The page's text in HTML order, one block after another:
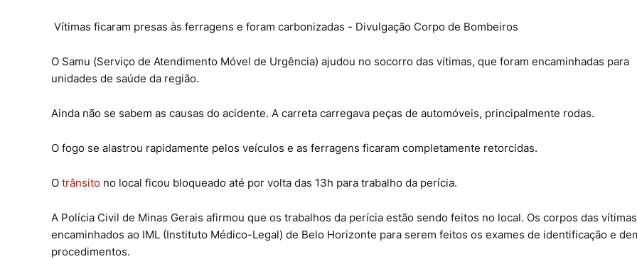
Vítimas ficaram presas às ferragens e foram carbonizadas - Divulgação Corpo de Bombeiros
O Samu (Serviço de Atendimento Móvel de Urgência) ajudou no socorro das vítimas, que foram encaminhadas para
unidades de saúde da região.
Ainda não se sabem as causas do acidente. A carreta carregava peças de automóveis, principalmente rodas.
O fogo se alastrou rapidamente pelos veículos e as ferragens ficaram completamente retorcidas.
O trânsito no local ficou bloqueado até por volta das 13h para trabalho da perícia.
A Polícia Civil de Minas Gerais afirmou que os trabalhos da perícia estão sendo feitos no local. Os corpos das
encaminhados ao IML (Instituto Médico-Legal) de Belo Horizonte para serem feitos os exames de identificação e
procedimentos.